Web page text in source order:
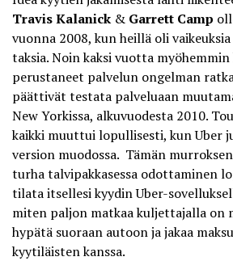
Travis Kalanick & Garrett Camp
vuonna 2008, kun heillä oli
taksia. Noin kaksi vuotta
perustaneet palvelun ongelman
päättivät testata palveluaan
New Yorkissa, alkuvuodesta 2010.
kaikki muuttui lopullisesti, kun Uber
version muodossa. Tämän
turha talvipakkasessa odottaminen
tilata itsellesi kyydin Uber-
miten paljon matkaa kuljettajalla on
hypätä suoraan autoon ja jakaa
kyytiläisten kanssa.